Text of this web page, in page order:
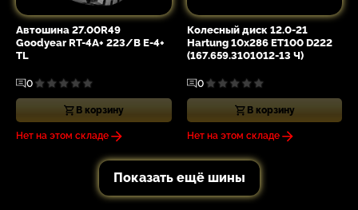
Автошина 27.00R49
Goodyear RT-4A+ 223/B E-4+
TL
0
В корзину
Нет на этом складе
Колесный диск 12.0-21
Hartung 10x286 ET100 D222
(167.659.3101012-13 Ч)
0
В корзину
Нет на этом складе
Показать ещё шины